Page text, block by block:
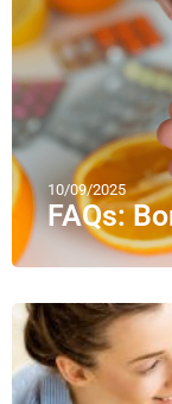
10/09/2025
FAQs: